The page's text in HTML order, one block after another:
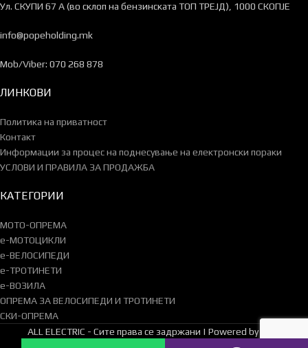
Ул. СКУПИ 67 А (во склоп на бензинската ТОП ТРЕЈД), 1000 СКОПЈЕ
info@popeholding.mk
Mob/Viber: 070 268 878
ЛИНКОВИ
Политика на приватност
Контакт
Информации за процес на поднесување на електронски пораки
УСЛОВИ И ПРАВИЛА ЗА ПРОДАЖБА
КАТЕГОРИИ
МОТО-ОПРЕМА
e-МОТОЦИКЛИ
e-ВЕЛОСИПЕДИ
e-ТРОТИНЕТИ
e-ВОЗИЛА
ОПРЕМА ЗА ВЕЛОСИПЕДИ И ТРОТИНЕТИ
СКИ-ОПРЕМА
ALL ELECTRIC - Сите права се задржани | Powered by ZVM